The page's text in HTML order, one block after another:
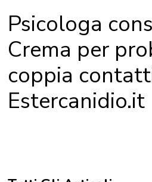
Psicologa
Crema per
coppia
Estercanidio.it